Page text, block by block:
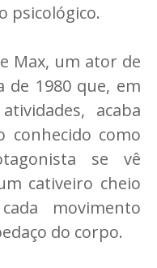
psicológico.
Max, um ator de
de 1980 que, em
acaba
conhecido como
se vê
cativeiro cheio
movimento
do corpo.